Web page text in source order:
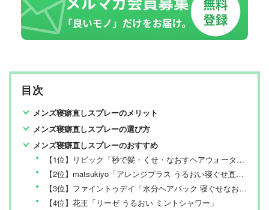
目次
メンズ寝癖直しスプレーのメリット
メンズ寝癖直しスプレーの選び方
メンズ寝癖直しスプレーのおすすめ
【1位】リビック「秒で髪・くせ・なおすヘアウォーター」
【2位】matsukiyo「アレンジプラス うるおい寝ぐせ直しウォーター」
【3位】ファイントゥデイ「水分ヘアパック 寝ぐせなおしエッセンス」
【4位】花王「リーゼ うるおい ミントシャワー」